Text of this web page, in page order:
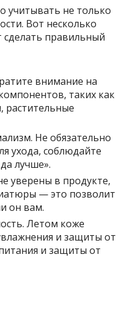
учитывать не только
Вот несколько
сделать правильный
внимание на
таких как
растительные
Не обязательно
ухода, соблюдайте
лучше».
уверены в продукте,
— это позволит
он вам.
Летом коже
и защиты от
и защиты от